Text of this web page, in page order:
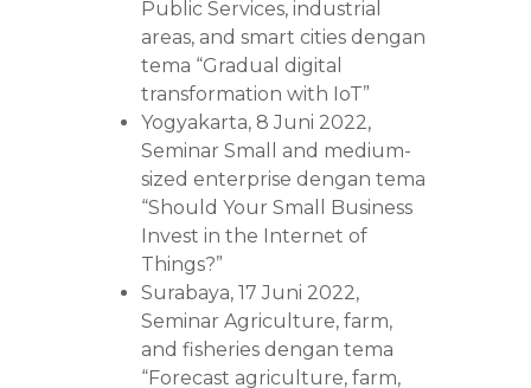
Public Services, industrial
areas, and smart cities dengan
tema “Gradual digital
transformation with IoT”
Yogyakarta, 8 Juni 2022,
Seminar Small and medium-
sized enterprise dengan tema
“Should Your Small Business
Invest in the Internet of
Things?”
Surabaya, 17 Juni 2022,
Seminar Agriculture, farm,
and fisheries dengan tema
“Forecast agriculture, farm,